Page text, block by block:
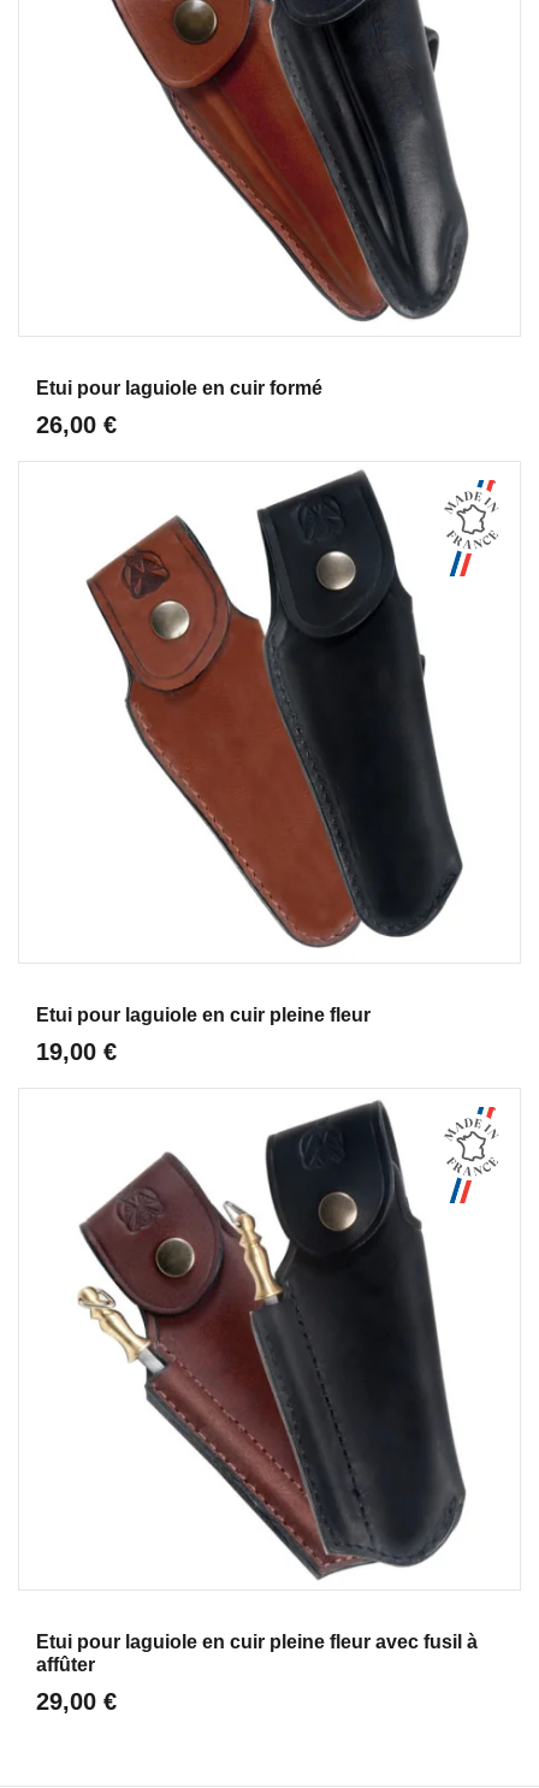
Etui pour laguiole en cuir formé
26,00 €
Etui pour laguiole en cuir pleine fleur
19,00 €
Etui pour laguiole en cuir pleine fleur avec fusil à
affûter
29,00 €